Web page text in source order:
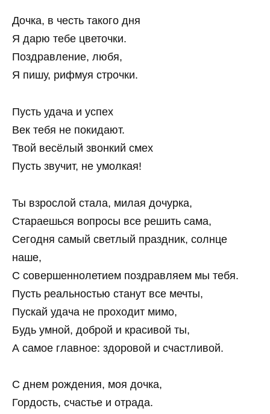
Дочка, в честь такого дня
Я дарю тебе цветочки.
Поздравление, любя,
Я пишу, рифмуя строчки.
Пусть удача и успех
Век тебя не покидают.
Твой весёлый звонкий смех
Пусть звучит, не умолкая!
Ты взрослой стала, милая дочурка,
Стараешься вопросы все решить сама,
Сегодня самый светлый праздник, солнце
наше,
С совершеннолетием поздравляем мы тебя.
Пусть реальностью станут все мечты,
Пускай удача не проходит мимо,
Будь умной, доброй и красивой ты,
А самое главное: здоровой и счастливой.
С днем рождения, моя дочка,
Гордость, счастье и отрада.